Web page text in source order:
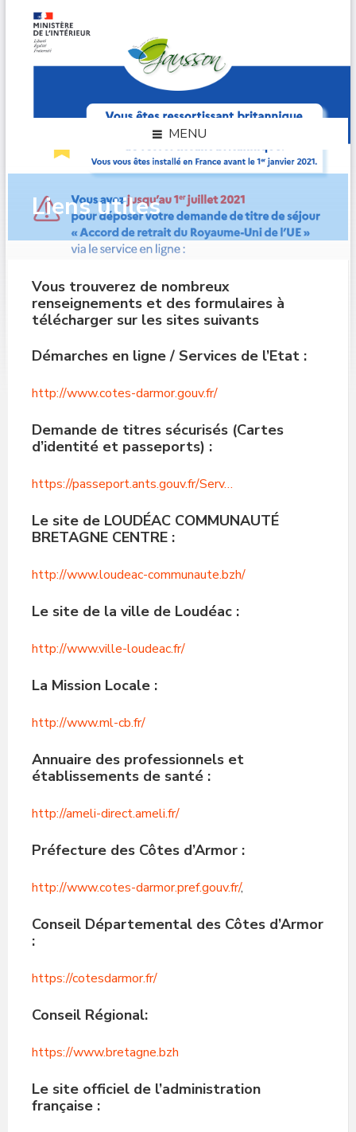
content
sidebar
footer
MENU
Liens utiles
Vous trouverez de nombreux
renseignements et des formulaires à
télécharger sur les sites suivants
Démarches en ligne / Services de l’Etat :
http://www.cotes-darmor.gouv.fr/
Demande de titres sécurisés (Cartes
d’identité et passeports) :
https://passeport.ants.gouv.fr/Serv…
Le site de LOUDÉAC COMMUNAUTÉ
BRETAGNE CENTRE :
http://www.loudeac-communaute.bzh/
Le site de la ville de Loudéac :
http://www.ville-loudeac.fr/
La Mission Locale :
http://www.ml-cb.fr/
Annuaire des professionnels et
établissements de santé :
http://ameli-direct.ameli.fr/
Préfecture des Côtes d’Armor :
http://www.cotes-darmor.pref.gouv.fr/,
Conseil Départemental des Côtes d’Armor
:
https://cotesdarmor.fr/
Conseil Régional:
https://www.bretagne.bzh
Le site officiel de l’administration
française :